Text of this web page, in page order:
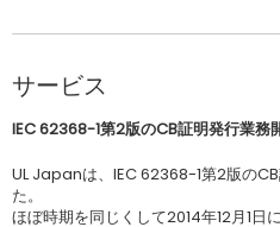
サービス
IEC 62368-1第2版のCB証明発行業
UL Japanは、IEC 62368-1第2版の
た。
ほぼ時期を同じくして2014年12月1日